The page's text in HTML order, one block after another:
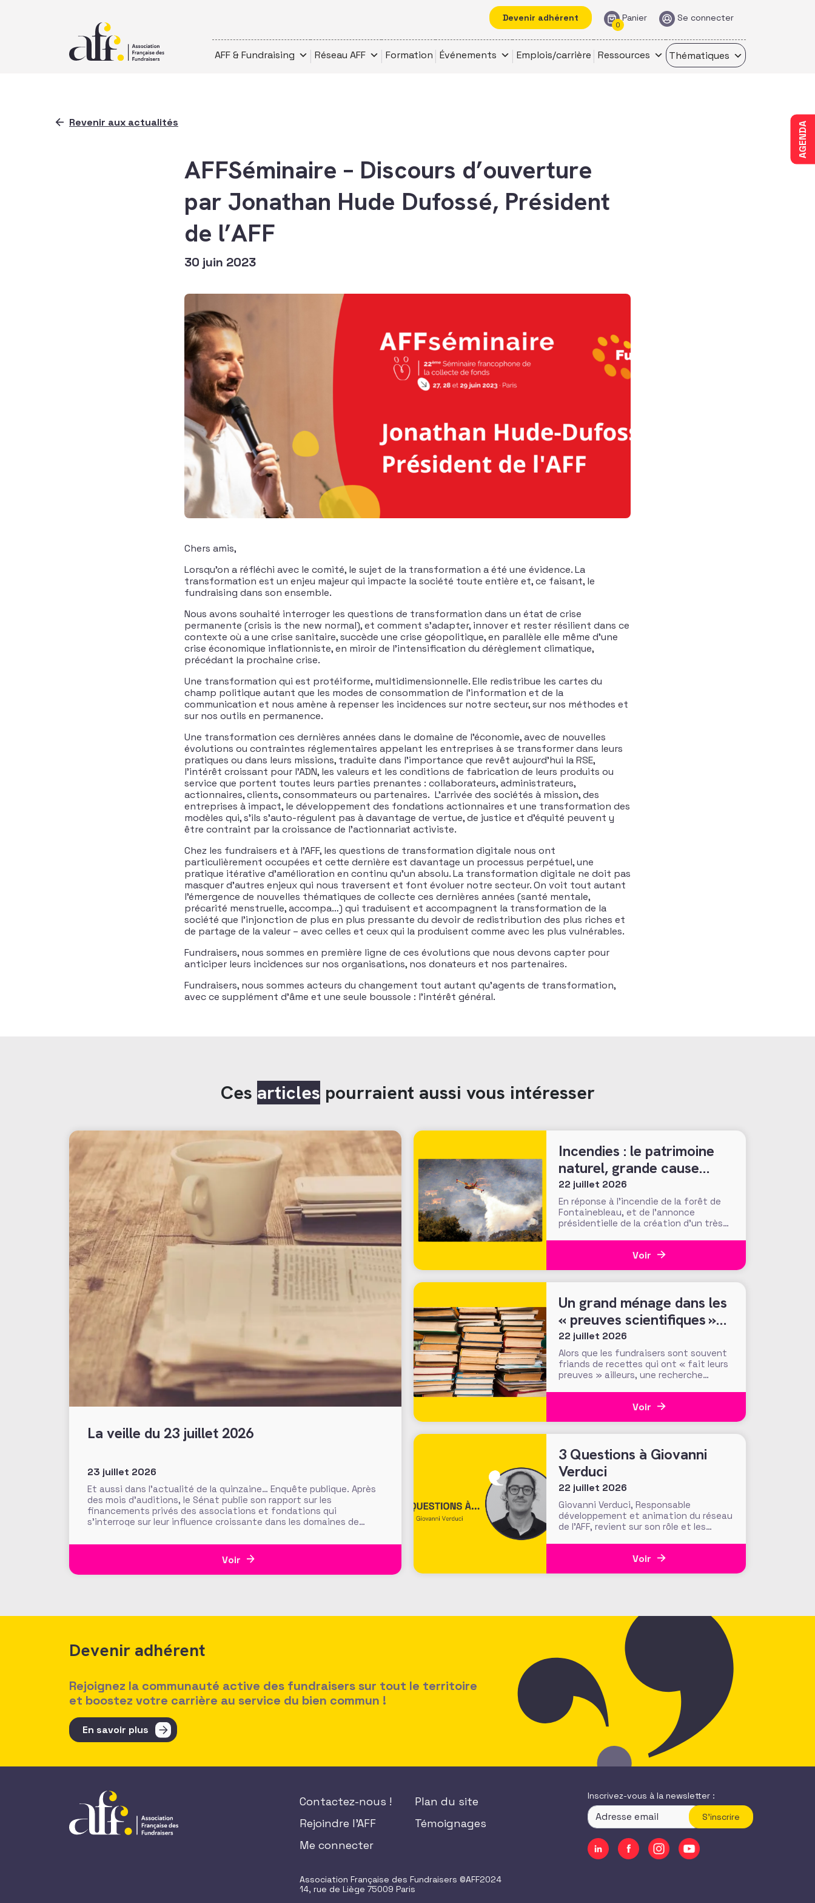
Devenir adhérent Panier
0
Se connecter
AFF & Fundraising Réseau AFF Formation Événements Emplois/carrière Ressources Thématiques
AGENDA
Revenir aux actualités
AFFSéminaire – Discours d’ouverture
par Jonathan Hude Dufossé, Président
de l’AFF
30 juin 2023
Chers amis,
Lorsqu’on a réfléchi avec le comité, le sujet de la transformation a été une évidence. La
transformation est un enjeu majeur qui impacte la société toute entière et, ce faisant, le
fundraising dans son ensemble.
Nous avons souhaité interroger les questions de transformation dans un état de crise
permanente (crisis is the new normal), et comment s’adapter, innover et rester résilient dans ce
contexte où a une crise sanitaire, succède une crise géopolitique, en parallèle elle même d’une
crise économique inflationniste, en miroir de l’intensification du dérèglement climatique,
précédant la prochaine crise.
Une transformation qui est protéiforme, multidimensionnelle. Elle redistribue les cartes du
champ politique autant que les modes de consommation de l’information et de la
communication et nous amène à repenser les incidences sur notre secteur, sur nos méthodes et
sur nos outils en permanence.
Une transformation ces dernières années dans le domaine de l’économie, avec de nouvelles
évolutions ou contraintes réglementaires appelant les entreprises à se transformer dans leurs
pratiques ou dans leurs missions, traduite dans l’importance que revêt aujourd’hui la RSE,
l’intérêt croissant pour l’ADN, les valeurs et les conditions de fabrication de leurs produits ou
service que portent toutes leurs parties prenantes : collaborateurs, administrateurs,
actionnaires, clients, consommateurs ou partenaires. L’arrivée des sociétés à mission, des
entreprises à impact, le développement des fondations actionnaires et une transformation des
modèles qui, s’ils s’auto-régulent pas à davantage de vertue, de justice et d’équité peuvent y
être contraint par la croissance de l’actionnariat activiste.
Chez les fundraisers et à l’AFF, les questions de transformation digitale nous ont
particulièrement occupées et cette dernière est davantage un processus perpétuel, une
pratique itérative d’amélioration en continu qu’un absolu. La transformation digitale ne doit pas
masquer d’autres enjeux qui nous traversent et font évoluer notre secteur. On voit tout autant
l’émergence de nouvelles thématiques de collecte ces dernières années (santé mentale,
précarité menstruelle, accompa…) qui traduisent et accompagnent la transformation de la
société que l’injonction de plus en plus pressante du devoir de redistribution des plus riches et
de partage de la valeur – avec celles et ceux qui la produisent comme avec les plus vulnérables.
Fundraisers, nous sommes en première ligne de ces évolutions que nous devons capter pour
anticiper leurs incidences sur nos organisations, nos donateurs et nos partenaires.
Fundraisers, nous sommes acteurs du changement tout autant qu’agents de transformation,
avec ce supplément d’âme et une seule boussole : l’intérêt général.
Ces articles pourraient aussi vous intéresser
La veille du 23 juillet 2026
23 juillet 2026
Et aussi dans l’actualité de la quinzaine… Enquête publique. Après
des mois d’auditions, le Sénat publie son rapport sur les
financements privés des associations et fondations qui
s’interroge sur leur influence croissante dans les domaines de
abritées, prévention des conflits d’intérêt et définition
Voir
Incendies : le patrimoine
naturel, grande cause
nationale ?
22 juillet 2026
En réponse à l’incendie de la forêt de
Fontainebleau, et de l’annonce
présidentielle de la création d’un très
mobilisés en moins d’une semaine par la
Voir
Un grand ménage dans les
« preuves scientifiques »
d’efficacité des méthodes
et tactiques de collecte…
22 juillet 2026
Alors que les fundraisers sont souvent
friands de recettes qui ont « fait leurs
preuves » ailleurs, une recherche
pose une question cruciale : la
Voir
3 Questions à Giovanni
Verduci
22 juillet 2026
Giovanni Verduci, Responsable
développement et animation du réseau
de l’AFF, revient sur son rôle et les
et active. L’AFF c’est une équipe, mais
Voir
Devenir adhérent
Rejoignez la communauté active des fundraisers sur tout le territoire
et boostez votre carrière au service du bien commun !
En savoir plus
Contactez-nous !
Rejoindre l'AFF
Me connecter
Plan du site
Témoignages
Association Française des Fundraisers ©AFF2024
14, rue de Liège 75009 Paris
Inscrivez-vous à la newsletter :
S'inscrire